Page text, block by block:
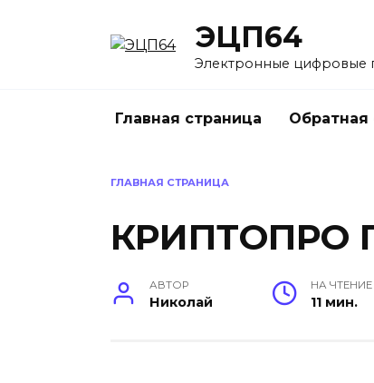
ЭЦП64
Электронные цифровые
Главная страница Обратная
ГЛАВНАЯ СТРАНИЦА
КРИПТОПРО
АВТОР
Николай
НА ЧТЕНИЕ
11 мин.